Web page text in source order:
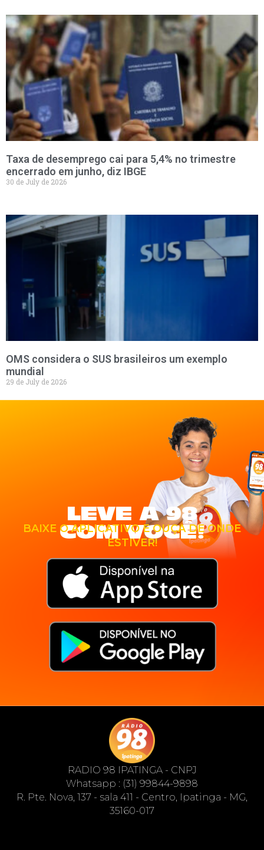
Taxa de desemprego cai para 5,4% no trimestre
encerrado em junho, diz IBGE
30 de July de 2026
OMS considera o SUS brasileiros um exemplo
mundial
29 de July de 2026
LEVE A 98
COM VOCÊ!
BAIXE O APLICATIVO E OUÇA DE ONDE
ESTIVER!
RADIO 98 IPATINGA - CNPJ
Whatsapp : (31) 99844-9898
R. Pte. Nova, 137 - sala 411 - Centro, Ipatinga - MG,
35160-017